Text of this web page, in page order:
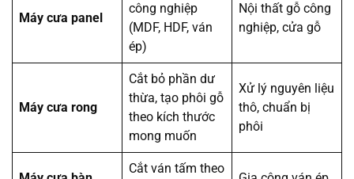
Máy cưa panel
công nghiệp
(MDF, HDF, ván
ép)
Nội thất gỗ công
nghiệp, cửa gỗ
Máy cưa rong
Cắt bỏ phần dư
thừa, tạo phôi gỗ
theo kích thước
mong muốn
Xử lý nguyên liệu
thô, chuẩn bị
phôi
Cắt ván tấm theo